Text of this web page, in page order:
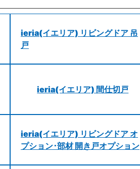
ieria(イエリア) リビングドア 吊
戸
ieria(イエリア) 間仕切戸
ieria(イエリア) リビングドア オ
プション･部材 開き戸オプション